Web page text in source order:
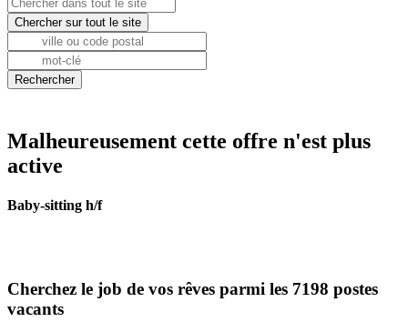
Malheureusement cette offre n'est plus
active
Baby-sitting h/f
Cherchez le job de vos rêves parmi les 7198 postes
vacants